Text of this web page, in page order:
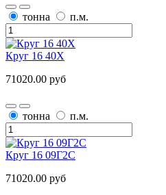
тонна п.м.
Круг 16 40Х
71020.00 руб
тонна п.м.
Круг 16 09Г2С
71020.00 руб